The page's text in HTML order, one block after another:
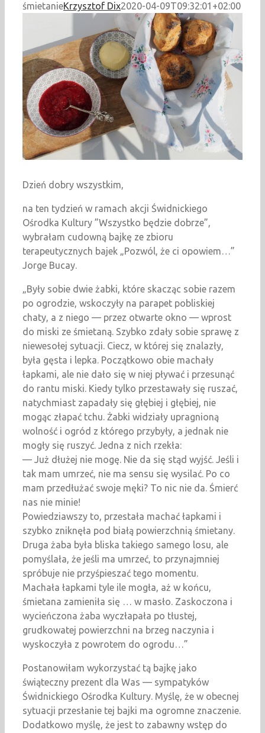
śmietanieKrzysztof Dix2020-04-09T09:32:01+02:00
Dzień dobry wszystkim,
na ten tydzień w ramach akcji Świdnickiego
Ośrodka Kultury ”Wszystko będzie dobrze”,
wybrałam cudowną bajkę ze zbioru
terapeutycznych bajek „Pozwól, że ci opowiem…”
Jorge Bucay.
„Były sobie dwie żabki, które skacząc sobie razem
po ogrodzie, wskoczyły na parapet pobliskiej
chaty, a z niego — przez otwarte okno — wprost
do miski ze śmietaną. Szybko zdały sobie sprawę z
niewesołej sytuacji. Ciecz, w której się znalazły,
była gęsta i lepka. Początkowo obie machały
łapkami, ale nie dało się w niej pływać i przesunąć
do rantu miski. Kiedy tylko przestawały się ruszać,
natychmiast zapadały się głębiej i głębiej, nie
mogąc złapać tchu. Żabki widziały upragnioną
wolność i ogród z którego przybyły, a jednak nie
mogły się ruszyć. Jedna z nich rzekła:
— Już dłużej nie mogę. Nie da się stąd wyjść. Jeśli i
tak mam umrzeć, nie ma sensu się wysilać. Po co
mam przedłużać swoje męki? To nic nie da. Śmierć
nas nie minie!
Powiedziawszy to, przestała machać łapkami i
szybko zniknęła pod białą powierzchnią śmietany.
Druga żaba była bliska takiego samego losu, ale
pomyślała, że jeśli ma umrzeć, to przynajmniej
spróbuje nie przyśpieszać tego momentu.
Machała łapkami tyle ile mogła, aż w końcu,
śmietana zamieniła się … w masło. Zaskoczona i
wycieńczona żaba wyczłapała po tłustej,
grudkowatej powierzchni na brzeg naczynia i
wyskoczyła z powrotem do ogrodu…”
Postanowiłam wykorzystać tą bajkę jako
świąteczny prezent dla Was — sympatyków
Świdnickiego Ośrodka Kultury. Myślę, że w obecnej
sytuacji przesłanie tej bajki ma ogromne znaczenie.
Dodatkowo myślę, że jest to zabawny wstęp do